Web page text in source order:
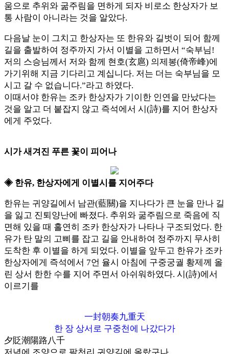
움으로 추위와 굶주림을 면하게 되자 비로소 한상자가 보
통 사람이 아니라는 것을 알았다.
다음날 눈이 그치고 한상자는 또 한유와 길벗이 되어 함께
길을 출발하여 정주까지 가서 이별을 고하면서 “숙부님!
저의 스승님께서 저와 함께 현호(玄扈) 의제봉(倚帝峰)에
가기위해 지금 기다리고 계십니다. 저는 더는 숙부님을 모
시고 갈 수 없습니다.”라고 하였다.
이때서야 한유는 조카 한상자가 기이한 인연을 만났다는
것을 알고 더 붙잡지 않고 즉석에서 시(詩)를 지어 한상자
에게 주었다.
시가 새겨진 푸른 꽃이 피어나
◈ 한유, 한상자에게 이별시를 지어주다
한유는 귀양길에서 남관(藍關)을 지나다가 큰 눈을 만나 길
을 잃고 진퇴양난에 빠졌다. 추위와 굶주림으로 죽음에 직
면해 있을 때 홀연히 조카 한상자가 나타나 구조되었다. 한
유가 탄 말의 고삐를 잡고 길을 안내하여 정주까지 무사히
도착한 후 이별을 하게 되었다. 이별을 앞두고 한유가 조카
한상자에게 즉석에서 7언 율시 아침에 구중궁궐 황제께 올
린 상서 한한 수를 지어 주면서 아쉬워하였다. 시(詩)에서
이르기를
一封朝奏九重天
한 장 상서로 구중천에 나갔다가
夕貶潮陽路八千